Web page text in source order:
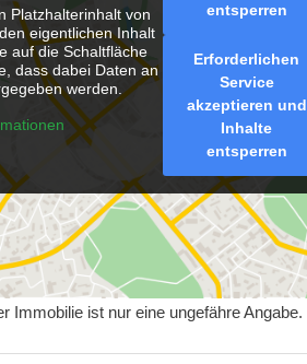
Platzhalterinhalt von
den eigentlichen Inhalt
auf die Schaltfläche
dass dabei Daten an
werden.
entsperren
Erforderlichen
Service
akzeptieren und
Inhalte
entsperren
Immobilie ist nur eine ungefähre Angabe.